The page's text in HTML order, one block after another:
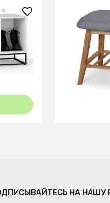
6 860 ₽
Полка для
НА НАШУ